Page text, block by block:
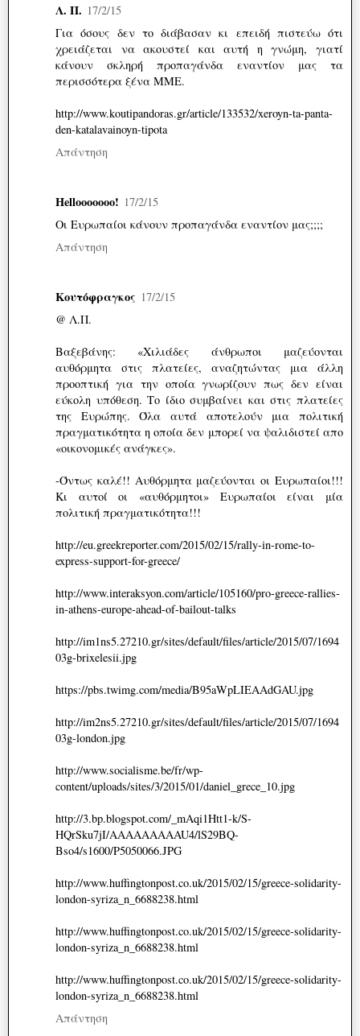
Λ. Π. 17/2/15
Για όσους δεν το διάβασαν κι επειδή πιστεύω ότι
χρειάζεται να ακουστεί και αυτή η γνώμη, γιατί
κάνουν σκληρή προπαγάνδα εναντίον μας τα
περισσότερα ξένα ΜΜΕ.
http://www.koutipandoras.gr/article/133532/xeroyn-ta-panta-
den-katalavainoyn-tipota
Απάντηση
Hellooooooo! 17/2/15
Οι Ευρωπαίοι κάνουν προπαγάνδα εναντίον μας;;;;
Απάντηση
Κουτόφραγκος 17/2/15
@ Λ.Π.
Βαξεβάνης: «Χιλιάδες άνθρωποι μαζεύονται
αυθόρμητα στις πλατείες, αναζητώντας μια άλλη
προοπτική για την οποία γνωρίζουν πως δεν είναι
εύκολη υπόθεση. Το ίδιο συμβαίνει και στις πλατείες
της Ευρώπης. Όλα αυτά αποτελούν μια πολιτική
πραγματικότητα η οποία δεν μπορεί να ψαλιδιστεί απο
«οικονομικές ανάγκες».
-Όντως καλέ!! Αυθόρμητα μαζεύονται οι Ευρωπαίοι!!!
Κι αυτοί οι «αυθόρμητοι» Ευρωπαίοι είναι μία
πολιτική πραγματικότητα!!!
http://eu.greekreporter.com/2015/02/15/rally-in-rome-to-
express-support-for-greece/
http://www.interaksyon.com/article/105160/pro-greece-rallies-
in-athens-europe-ahead-of-bailout-talks
http://im1ns5.27210.gr/sites/default/files/article/2015/07/1694
03g-brixelesii.jpg
https://pbs.twimg.com/media/B95aWpLIEAAdGAU.jpg
http://im2ns5.27210.gr/sites/default/files/article/2015/07/1694
03g-london.jpg
http://www.socialisme.be/fr/wp-
content/uploads/sites/3/2015/01/daniel_grece_10.jpg
http://3.bp.blogspot.com/_mAqi1Htt1-k/S-
HQrSku7jI/AAAAAAAAAU4/lS29BQ-
Bso4/s1600/P5050066.JPG
http://www.huffingtonpost.co.uk/2015/02/15/greece-solidarity-
london-syriza_n_6688238.html
http://www.huffingtonpost.co.uk/2015/02/15/greece-solidarity-
london-syriza_n_6688238.html
http://www.huffingtonpost.co.uk/2015/02/15/greece-solidarity-
london-syriza_n_6688238.html
Απάντηση